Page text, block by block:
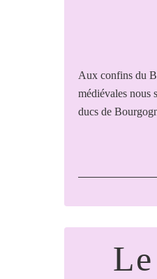
Aux confins du
médiévales nous
ducs de